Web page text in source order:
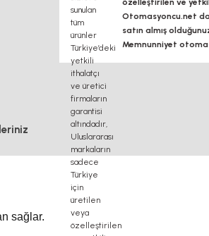
özelleştirilen ve
Otomasyoncu.net
satın almış
Memnunniyet
sağlar.